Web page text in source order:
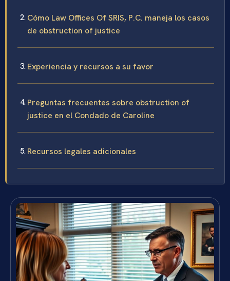
Cómo Law Offices Of SRIS, P.C. maneja los casos
de obstruction of justice
Experiencia y recursos a su favor
Preguntas frecuentes sobre obstruction of
justice en el Condado de Caroline
Recursos legales adicionales